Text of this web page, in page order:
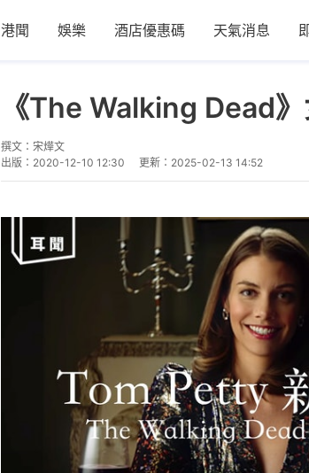
港聞 娛樂 酒店優惠碼 天氣消息
《The Walking Dead
撰文： 宋燁文
出版： 2020-12-10 12:30 更新： 2025-02-13 14:52